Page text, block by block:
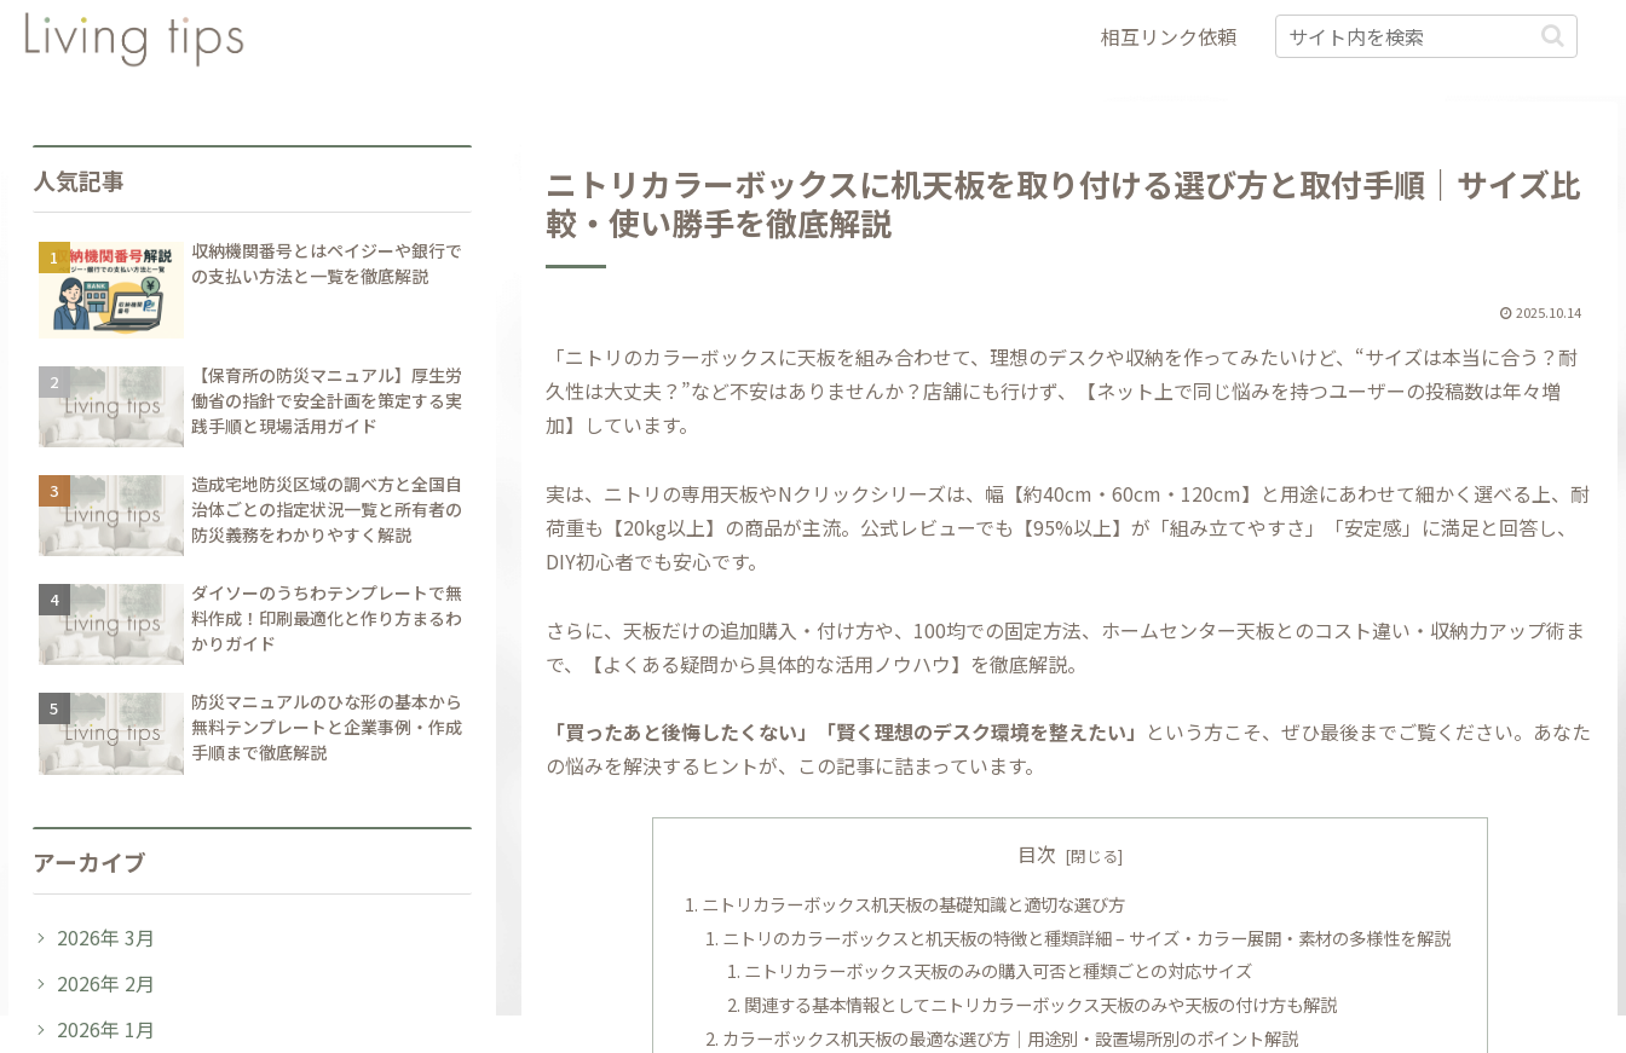
相互リンク依頼
ニトリカラーボックスに机天板を取り付ける選び方と取付手順｜サイズ比
較・使い勝手を徹底解説
2025.10.14
「ニトリのカラーボックスに天板を組み合わせて、理想のデスクや収納を作ってみたいけど、“サイズは本当に合う？耐
久性は大丈夫？”など不安はありませんか？店舗にも行けず、【ネット上で同じ悩みを持つユーザーの投稿数は年々増
加】しています。
実は、ニトリの専用天板やNクリックシリーズは、幅【約40cm・60cm・120cm】と用途にあわせて細かく選べる上、耐
荷重も【20kg以上】の商品が主流。公式レビューでも【95%以上】が「組み立てやすさ」「安定感」に満足と回答し、
DIY初心者でも安心です。
さらに、天板だけの追加購入・付け方や、100均での固定方法、ホームセンター天板とのコスト違い・収納力アップ術ま
で、【よくある疑問から具体的な活用ノウハウ】を徹底解説。
「買ったあと後悔したくない」「賢く理想のデスク環境を整えたい」 という方こそ、ぜひ最後までご覧ください。あなた
の悩みを解決するヒントが、この記事に詰まっています。
目次
ニトリカラーボックス机天板の基礎知識と適切な選び方
ニトリのカラーボックスと机天板の特徴と種類詳細 – サイズ・カラー展開・素材の多様性を解説
ニトリカラーボックス天板のみの購入可否と種類ごとの対応サイズ
関連する基本情報としてニトリカラーボックス天板のみや天板の付け方も解説
カラーボックス机天板の最適な選び方｜用途別・設置場所別のポイント解説
人気記事
収納機関番号とはペイジーや銀行で
の支払い方法と一覧を徹底解説
【保育所の防災マニュアル】厚生労
働省の指針で安全計画を策定する実
践手順と現場活用ガイド
造成宅地防災区域の調べ方と全国自
治体ごとの指定状況一覧と所有者の
防災義務をわかりやすく解説
ダイソーのうちわテンプレートで無
料作成！印刷最適化と作り方まるわ
かりガイド
防災マニュアルのひな形の基本から
無料テンプレートと企業事例・作成
手順まで徹底解説
アーカイブ
2026年 3月
2026年 2月
2026年 1月